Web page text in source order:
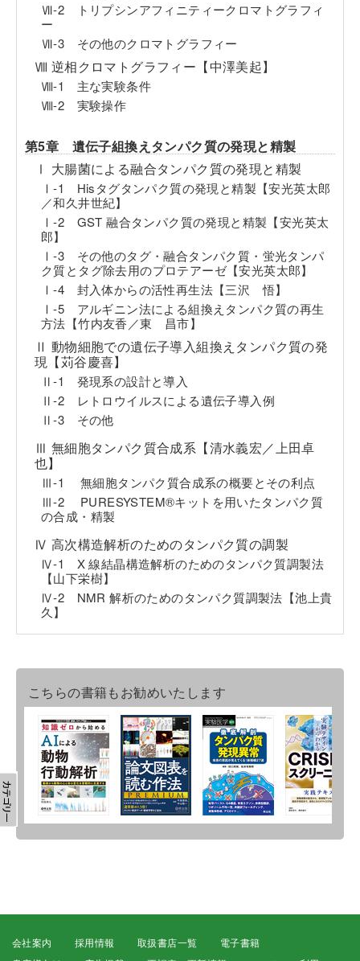
Ⅶ-2 トリプシンアフィニティークロマトグラフィ
ー
Ⅶ-3 その他のクロマトグラフィー
Ⅷ 逆相クロマトグラフィー【中澤美起】
Ⅷ-1 主な実験条件
Ⅷ-2 実験操作
第5章 遺伝子組換えタンパク質の発現と精製
Ⅰ 大腸菌による融合タンパク質の発現と精製
Ⅰ-1 Hisタグタンパク質の発現と精製【安光英太郎
／和久井世紀】
Ⅰ-2 GST 融合タンパク質の発現と精製【安光英太
郎】
Ⅰ-3 その他のタグ・融合タンパク質・蛍光タンパ
ク質とタグ除去用のプロテアーゼ【安光英太郎】
Ⅰ-4 封入体からの活性再生法【三沢 悟】
Ⅰ-5 アルギニン法による組換えタンパク質の再生
方法【竹内友香／東 昌市】
Ⅱ 動物細胞での遺伝子導入組換えタンパク質の発
現【苅谷慶喜】
Ⅱ-1 発現系の設計と導入
Ⅱ-2 レトロウイルスによる遺伝子導入例
Ⅱ-3 その他
Ⅲ 無細胞タンパク質合成系【清水義宏／上田卓
也】
Ⅲ-1 無細胞タンパク質合成系の概要とその利点
Ⅲ-2 PURESYSTEM®キットを用いたタンパク質
の合成・精製
Ⅳ 高次構造解析のためのタンパク質の調製
Ⅳ-1 X 線結晶構造解析のためのタンパク質調製法
【山下栄樹】
Ⅳ-2 NMR 解析のためのタンパク質調製法【池上貴
久】
こちらの書籍もお勧めいたします
会社案内 採用情報 取扱書店一覧
電子書籍